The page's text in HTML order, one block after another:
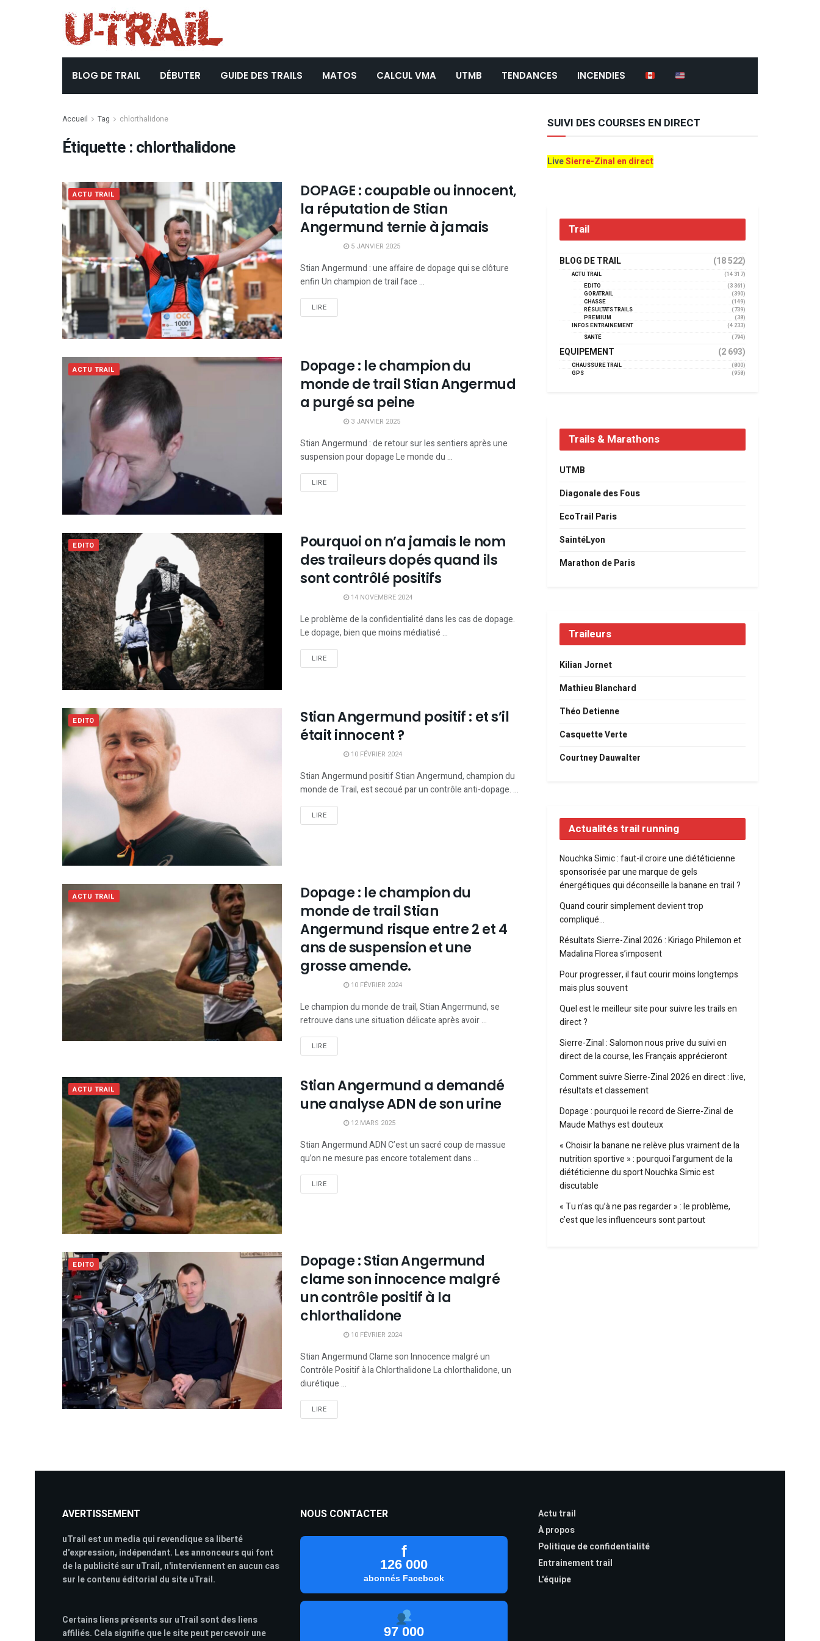
BLOG DE TRAIL DÉBUTER GUIDE DES TRAILS MATOS CALCUL VMA UTMB TENDANCES INCENDIES
Accueil Tag chlorthalidone
Étiquette :chlorthalidone
ACTU TRAIL
DOPAGE : coupable ou innocent,
la réputation de Stian
Angermund ternie à jamais
5 JANVIER 2025
Stian Angermund : une affaire de dopage qui se clôture
enfin Un champion de trail face ...
LIRE
ACTU TRAIL
Dopage : le champion du
monde de trail Stian Angermud
a purgé sa peine
3 JANVIER 2025
Stian Angermund : de retour sur les sentiers après une
suspension pour dopage Le monde du ...
LIRE
EDITO
Pourquoi on n’a jamais le nom
des traileurs dopés quand ils
sont contrôlé positifs
14 NOVEMBRE 2024
Le problème de la confidentialité dans les cas de dopage.
Le dopage, bien que moins médiatisé ...
LIRE
EDITO
Stian Angermund positif : et s’il
était innocent ?
10 FÉVRIER 2024
Stian Angermund positif Stian Angermund, champion du
monde de Trail, est secoué par un contrôle anti-dopage. ...
LIRE
ACTU TRAIL
Dopage : le champion du
monde de trail Stian
Angermund risque entre 2 et 4
ans de suspension et une
grosse amende.
10 FÉVRIER 2024
Le champion du monde de trail, Stian Angermund, se
retrouve dans une situation délicate après avoir ...
LIRE
ACTU TRAIL
Stian Angermund a demandé
une analyse ADN de son urine
12 MARS 2025
Stian Angermund ADN C’est un sacré coup de massue
qu’on ne mesure pas encore totalement dans ...
LIRE
EDITO
Dopage : Stian Angermund
clame son innocence malgré
un contrôle positif à la
chlorthalidone
10 FÉVRIER 2024
Stian Angermund Clame son Innocence malgré un
Contrôle Positif à la Chlorthalidone La chlorthalidone, un
diurétique ...
LIRE
SUIVI DES COURSES EN DIRECT
LiveSierre-Zinal en direct
Trail
BLOG DE TRAIL (18 522)
ACTU TRAIL
(14 317)
EDITO
(3 361)
GORATRAIL
(390)
CHASSE
(149)
RÉSULTATS TRAILS
(739)
PREMIUM
(38)
INFOS ENTRAINEMENT
(4 233)
SANTÉ
(794)
EQUIPEMENT (2 693)
CHAUSSURE TRAIL
(800)
GPS
(958)
Trails & Marathons
UTMB
Diagonale des Fous
EcoTrail Paris
SaintéLyon
Marathon de Paris
Traileurs
Kilian Jornet
Mathieu Blanchard
Théo Detienne
Casquette Verte
Courtney Dauwalter
Actualités trail running
Nouchka Simic : faut-il croire une diététicienne
sponsorisée par une marque de gels
énergétiques qui déconseille la banane en trail ?
Quand courir simplement devient trop
compliqué…
Résultats Sierre-Zinal 2026 : Kiriago Philemon et
Madalina Florea s’imposent
Pour progresser, il faut courir moins longtemps
mais plus souvent
Quel est le meilleur site pour suivre les trails en
direct ?
Sierre-Zinal : Salomon nous prive du suivi en
direct de la course, les Français apprécieront
Comment suivre Sierre-Zinal 2026 en direct : live,
résultats et classement
Dopage : pourquoi le record de Sierre-Zinal de
Maude Mathys est douteux
« Choisir la banane ne relève plus vraiment de la
nutrition sportive » : pourquoi l’argument de la
diététicienne du sport Nouchka Simic est
discutable
« Tu n’as qu’à ne pas regarder » : le problème,
c’est que les influenceurs sont partout
AVERTISSEMENT
uTrail est un media qui revendique sa liberté
d'expression, indépendant. Les annonceurs qui font
de la publicité sur uTrail, n'interviennent en aucun cas
sur le contenu éditorial du site uTrail.
Certains liens présents sur uTrail sont des liens
affiliés. Cela signifie que le site peut percevoir une
NOUS CONTACTER
f
126 000
abonnés Facebook
97 000
Actu trail
À propos
Politique de confidentialité
Entrainement trail
L'équipe